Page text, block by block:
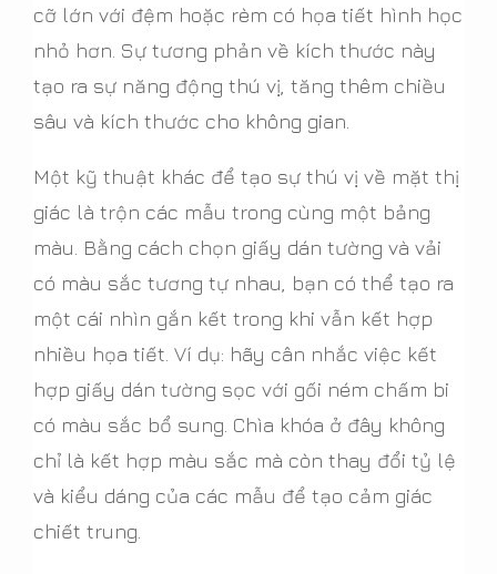
cỡ lớn với đệm hoặc rèm có họa tiết hình học
nhỏ hơn. Sự tương phản về kích thước này
tạo ra sự năng động thú vị, tăng thêm chiều
sâu và kích thước cho không gian.
Một kỹ thuật khác để tạo sự thú vị về mặt thị
giác là trộn các mẫu trong cùng một bảng
màu. Bằng cách chọn giấy dán tường và vải
có màu sắc tương tự nhau, bạn có thể tạo ra
một cái nhìn gắn kết trong khi vẫn kết hợp
nhiều họa tiết. Ví dụ: hãy cân nhắc việc kết
hợp giấy dán tường sọc với gối ném chấm bi
có màu sắc bổ sung. Chìa khóa ở đây không
chỉ là kết hợp màu sắc mà còn thay đổi tỷ lệ
và kiểu dáng của các mẫu để tạo cảm giác
chiết trung.